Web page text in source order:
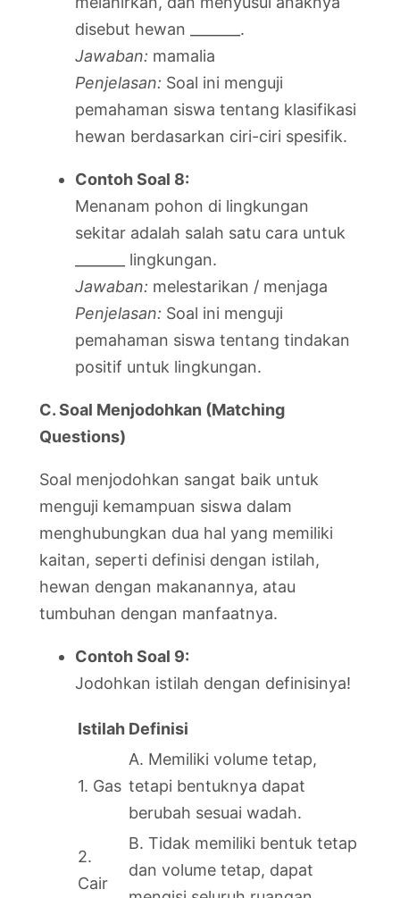
disebut hewan _______.
Jawaban: mamalia
Penjelasan: Soal ini menguji
pemahaman siswa tentang klasifikasi
hewan berdasarkan ciri-ciri spesifik.
Contoh Soal 8:
Menanam pohon di lingkungan
sekitar adalah salah satu cara untuk
_______ lingkungan.
Jawaban: melestarikan / menjaga
Penjelasan: Soal ini menguji
pemahaman siswa tentang tindakan
positif untuk lingkungan.
C. Soal Menjodohkan (Matching
Questions)
Soal menjodohkan sangat baik untuk
menguji kemampuan siswa dalam
menghubungkan dua hal yang memiliki
kaitan, seperti definisi dengan istilah,
hewan dengan makanannya, atau
tumbuhan dengan manfaatnya.
Contoh Soal 9:
Jodohkan istilah dengan definisinya!
Istilah Definisi
1. Gas
A. Memiliki volume tetap,
tetapi bentuknya dapat
berubah sesuai wadah.
2.
Cair
B. Tidak memiliki bentuk tetap
dan volume tetap, dapat